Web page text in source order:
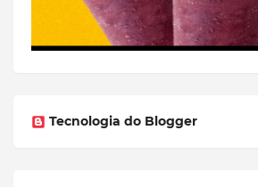
Tecnologia do Blogger